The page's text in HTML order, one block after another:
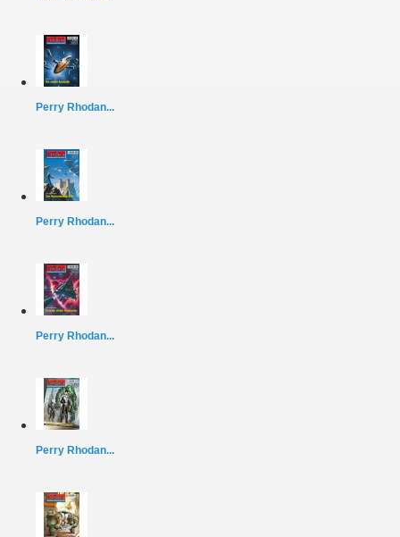
Perry Rhodan...
Perry Rhodan...
Perry Rhodan...
Perry Rhodan...